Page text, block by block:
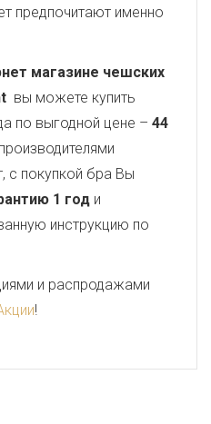
предпочитают именно
магазине чешских
вы можете купить
по выгодной цене – 44
с покупкой бра Вы
1 год и
инструкцию по
и распродажами
!